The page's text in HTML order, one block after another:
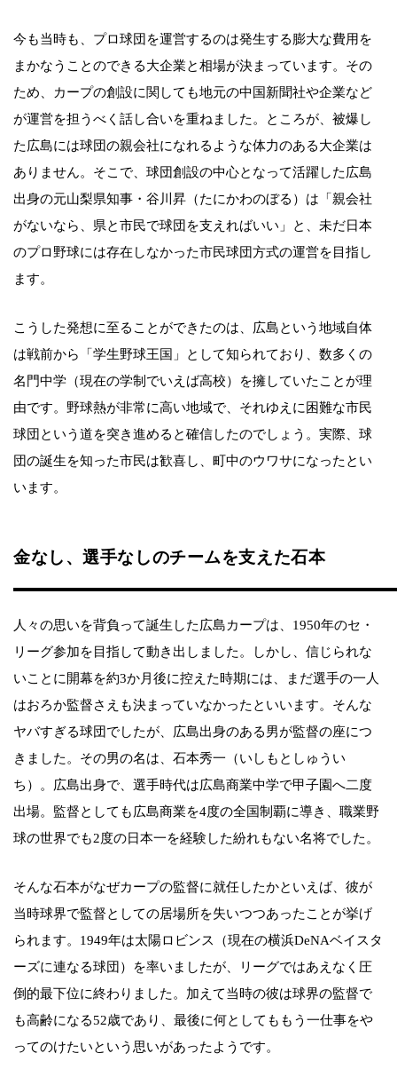
今も当時も、プロ球団を運営するのは発生する膨大な費用を
まかなうことのできる大企業と相場が決まっています。その
ため、カープの創設に関しても地元の中国新聞社や企業など
が運営を担うべく話し合いを重ねました。ところが、被爆し
た広島には球団の親会社になれるような体力のある大企業は
ありません。そこで、球団創設の中心となって活躍した広島
出身の元山梨県知事・谷川昇（たにかわのぼる）は「親会社
がないなら、県と市民で球団を支えればいい」と、未だ日本
のプロ野球には存在しなかった市民球団方式の運営を目指し
ます。
こうした発想に至ることができたのは、広島という地域自体
は戦前から「学生野球王国」として知られており、数多くの
名門中学（現在の学制でいえば高校）を擁していたことが理
由です。野球熱が非常に高い地域で、それゆえに困難な市民
球団という道を突き進めると確信したのでしょう。実際、球
団の誕生を知った市民は歓喜し、町中のウワサになったとい
います。
金なし、選手なしのチームを支えた石本
人々の思いを背負って誕生した広島カープは、1950年のセ・
リーグ参加を目指して動き出しました。しかし、信じられな
いことに開幕を約3か月後に控えた時期には、まだ選手の一人
はおろか監督さえも決まっていなかったといいます。そんな
ヤバすぎる球団でしたが、広島出身のある男が監督の座につ
きました。その男の名は、石本秀一（いしもとしゅうい
ち）。広島出身で、選手時代は広島商業中学で甲子園へ二度
出場。監督としても広島商業を4度の全国制覇に導き、職業野
球の世界でも2度の日本一を経験した紛れもない名将でした。
そんな石本がなぜカープの監督に就任したかといえば、彼が
当時球界で監督としての居場所を失いつつあったことが挙げ
られます。1949年は太陽ロビンス（現在の横浜DeNAベイスタ
ーズに連なる球団）を率いましたが、リーグではあえなく圧
倒的最下位に終わりました。加えて当時の彼は球界の監督で
も高齢になる52歳であり、最後に何としてももう一仕事をや
ってのけたいという思いがあったようです。